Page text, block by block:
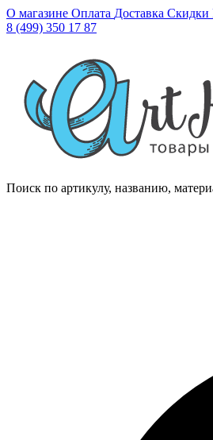
О магазине Оплата Доставка Скидки
8 (499) 350 17 87
Поиск по артикулу, названию,